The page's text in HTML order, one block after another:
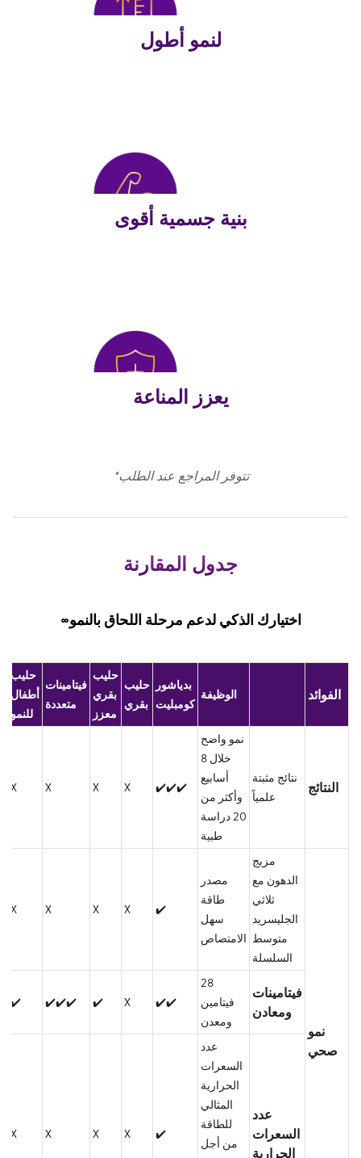
لنمو أطول
بنية جسمية أقوى
يعزز المناعة
تتوفر المراجع عند الطلب*
جدول المقارنة
اختيارك الذكي لدعم مرحلة اللحاق بالنمو∞
الفوائد الوظيفة
بدياشور
كومبليت
حليب
بقري
حليب
بقري
معزز
فيتامينات
متعددة
حليب
أطفال
للنمو
النتائج
نتائج مثبتة
علمياً
نمو واضح
خلال 8
أسابيع
وأكثر من
20 دراسة
طبية
✔️✔️✔️
X
X
X
X
نمو
صحي
مزيج
الدهون مع
ثلاثي
الجليسريد
متوسط
السلسلة
مصدر
طاقة
سهل
الامتصاص
✔️
X
X
X
X
فيتامينات
ومعادن
28
فيتامين
ومعدن
✔️✔️
X
✔️
✔️✔️✔️
✔️
عدد
السعرات
الحرارية
عدد
السعرات
الحرارية
المثالي
للطاقة
من أجل
✔️
X
X
X
X